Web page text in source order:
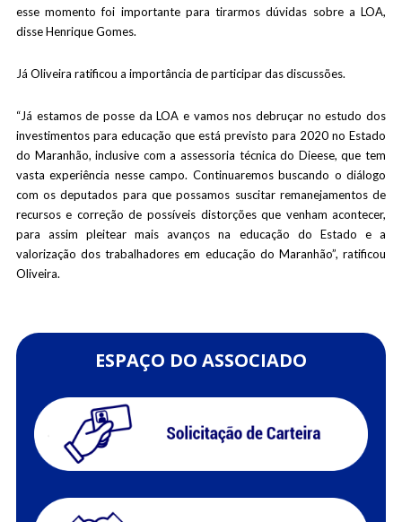
esse momento foi importante para tirarmos dúvidas sobre a LOA,
disse Henrique Gomes.
Já Oliveira ratificou a importância de participar das discussões.
“Já estamos de posse da LOA e vamos nos debruçar no estudo dos
investimentos para educação que está previsto para 2020 no Estado
do Maranhão, inclusive com a assessoria técnica do Dieese, que tem
vasta experiência nesse campo. Continuaremos buscando o diálogo
com os deputados para que possamos suscitar remanejamentos de
recursos e correção de possíveis distorções que venham acontecer,
para assim pleitear mais avanços na educação do Estado e a
valorização dos trabalhadores em educação do Maranhão”, ratificou
Oliveira.
ESPAÇO DO ASSOCIADO